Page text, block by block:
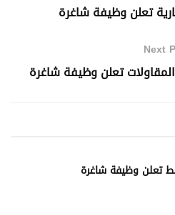
تعلن وظيفة شاغرة
Next
تعلن وظيفة شاغرة
وظيفة شاغرة